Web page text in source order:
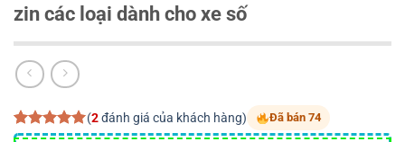
zin các loại dành cho xe số
5.00trên 5
2
(2đánh giá của khách hàng) Đã bán 74